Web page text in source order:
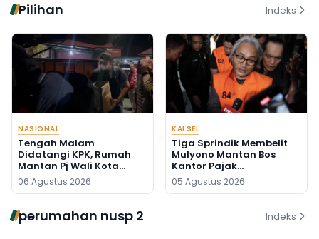
Pilihan Indeks
NASIONAL
Tengah Malam
Didatangi KPK, Rumah
Mantan Pj Wali Kota
Digeledah, Empat Koper
Dibawa
06 Agustus 2026
KALSEL
Tiga Sprindik Membelit
Mulyono Mantan Bos
Kantor Pajak
Banjarmasin
05 Agustus 2026
perumahan nusp 2 Indeks